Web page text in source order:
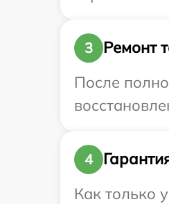
3
Ремонт
После
4
Как только